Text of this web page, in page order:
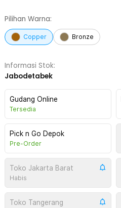
Pilihan Warna:
Copper Bronze
Informasi Stok:
Jabodetabek
Gudang Online
Tersedia
Pick n Go Depok
Pre-Order
Toko Jakarta Barat
Habis
Toko Tangerang